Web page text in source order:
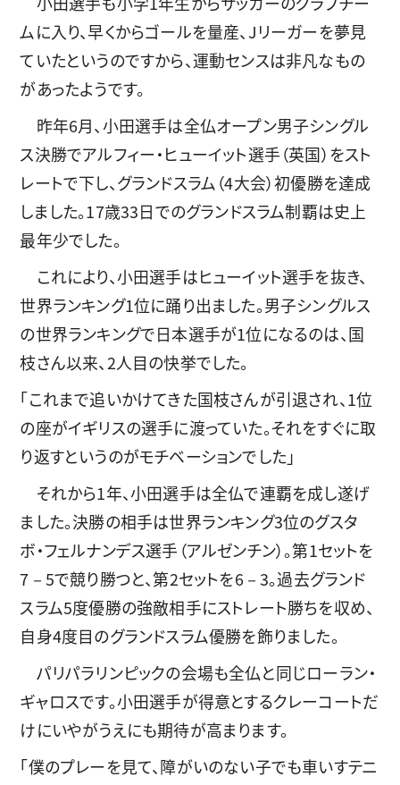
ムに入り、早くからゴールを量産、Jリーガーを夢見
ていたというのですから、運動センスは非凡なもの
があったようです。
昨年6月、小田選手は全仏オープン男子シングル
ス決勝でアルフィー・ヒューイット選手（英国）をスト
レートで下し、グランドスラム（4大会）初優勝を達成
しました。17歳33日でのグランドスラム制覇は史上
最年少でした。
これにより、小田選手はヒューイット選手を抜き、
世界ランキング1位に踊り出ました。男子シングルス
の世界ランキングで日本選手が1位になるのは、国
枝さん以来、2人目の快挙でした。
「これまで追いかけてきた国枝さんが引退され、1位
の座がイギリスの選手に渡っていた。それをすぐに取
り返すというのがモチベーションでした」
それから1年、小田選手は全仏で連覇を成し遂げ
ました。決勝の相手は世界ランキング3位のグスタ
ボ・フェルナンデス選手（アルゼンチン）。第1セットを
7－5で競り勝つと、第2セットを6－3。過去グランド
スラム5度優勝の強敵相手にストレート勝ちを収め、
自身4度目のグランドスラム優勝を飾りました。
パリパラリンピックの会場も全仏と同じローラン・
ギャロスです。小田選手が得意とするクレーコートだ
けにいやがうえにも期待が高まります。
「僕のプレーを見て、障がいのない子でも車いすテニ